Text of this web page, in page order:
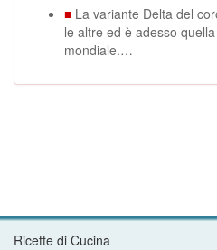
■ La variante Delta del
le altre ed è adesso
mondiale.…
Ricette di Cucina